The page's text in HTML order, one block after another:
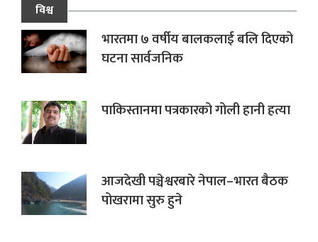
विश्व
भारतमा ७ वर्षीय बालकलाई बलि दिएको
घटना सार्वजनिक
पाकिस्तानमा पत्रकारको गोली हानी हत्या
आजदेखी पञ्चेश्वरबारे नेपाल–भारत बैठक
पोखरामा सुरु हुने